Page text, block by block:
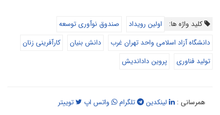
کلید واژه ها: اولین رویداد
صندوق نوآوری توسعه
دانشگاه آزاد اسلامی واحد تهران غرب
دانش بنیان
کارآفرینی زنان
تولید فناوری
پروین داداندیش
همرسانی : لینکدین تلگرام واتس اپ توییتر